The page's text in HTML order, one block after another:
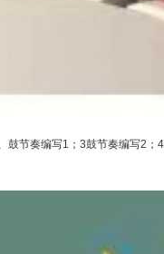
鼓节奏编写1；3鼓节奏编写2